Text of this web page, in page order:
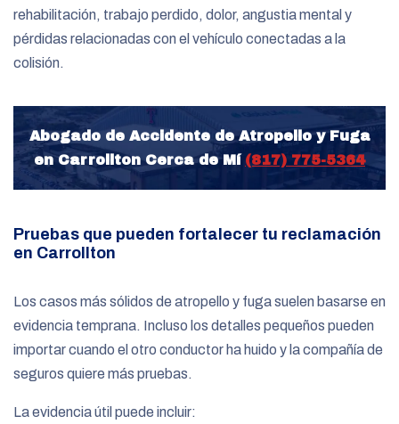
rehabilitación, trabajo perdido, dolor, angustia mental y
pérdidas relacionadas con el vehículo conectadas a la
colisión.
Abogado de Accidente de Atropello y Fuga
en Carrollton Cerca de Mí (817) 775-5364
Pruebas que pueden fortalecer tu reclamación
en Carrollton
Los casos más sólidos de atropello y fuga suelen basarse en
evidencia temprana. Incluso los detalles pequeños pueden
importar cuando el otro conductor ha huido y la compañía de
seguros quiere más pruebas.
La evidencia útil puede incluir: